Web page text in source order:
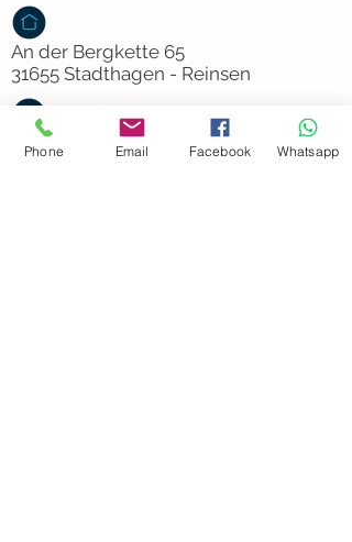
An der Bergkette 65
31655 Stadthagen - Reinsen
0160-5509278
Phone Email Facebook Whatsapp